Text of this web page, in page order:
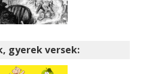
gyerek versek: